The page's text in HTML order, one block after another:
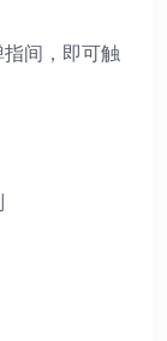
间，即可触